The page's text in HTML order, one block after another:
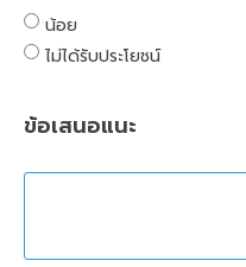
น้อย
ไม่ได้รับประโยชน์
ข้อเสนอแนะ